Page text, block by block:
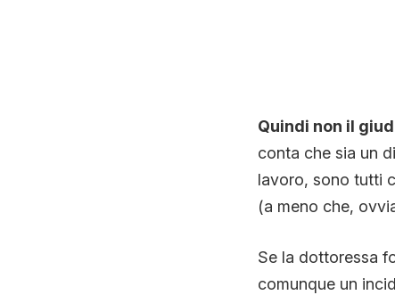
Quindi non il
conta che sia un
lavoro, sono tutti
(a meno che,
Se la dottoressa
comunque un